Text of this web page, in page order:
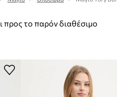
προς το παρόν διαθέσιμο